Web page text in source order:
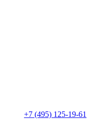
+7 (495) 125-19-61